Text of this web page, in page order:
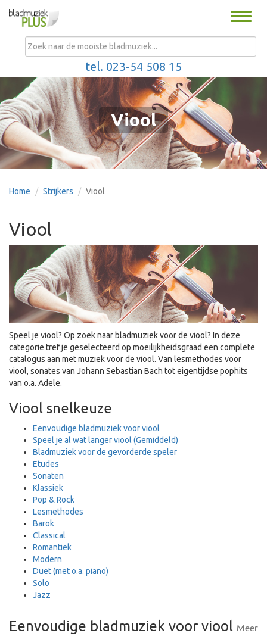
Toggle
tel. 023-54 508 15
MENU
Viool
Home Strijkers Viool
Viool
Speel je viool? Op zoek naar bladmuziek voor de viool? In deze
categorie tref je geselecteerd op moeilijkheidsgraad een complete
catalogus aan met muziek voor de viool. Van lesmethodes voor
viool, sonates van Johann Sebastian Bach tot eigentijdse pophits
van o.a. Adele.
Viool snelkeuze
Eenvoudige bladmuziek voor viool
Speel je al wat langer viool (Gemiddeld)
Bladmuziek voor de gevorderde speler
Etudes
Sonaten
Klassiek
Pop & Rock
Lesmethodes
Barok
Classical
Romantiek
Modern
Duet (met o.a. piano)
Solo
Jazz
Meer
Eenvoudige bladmuziek voor viool